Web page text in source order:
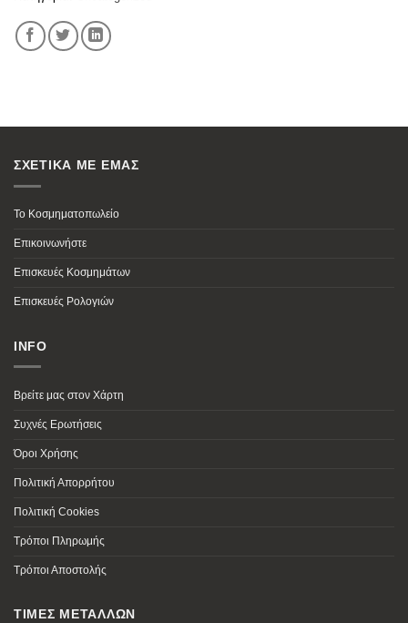
ΣΧΕΤΙΚΑ ΜΕ ΕΜΑΣ
Το Κοσμηματοπωλείο
Επικοινωνήστε
Επισκευές Κοσμημάτων
Επισκευές Ρολογιών
INFO
Βρείτε μας στον Χάρτη
Συχνές Ερωτήσεις
Όροι Χρήσης
Πολιτική Απορρήτου
Πολιτική Cookies
Τρόποι Πληρωμής
Τρόποι Αποστολής
ΤΙΜΕΣ ΜΕΤΑΛΛΩΝ